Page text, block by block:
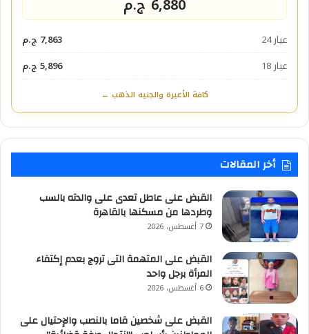
عيار 24
7,863 ج.م
عيار 18
5,896 ج.م
كافة الأعيرة والجنيه الذهب ←
أخر المقالات
القبض على عاطل تعدى على والدته بالسب
وطردها من مسكنها بالقاهرة
7 أغسطس، 2026
القبض على المتهمة التى تروج بعدم إكتفاء
المرأة برجل واحد
6 أغسطس، 2026
القبض على شخصين قاما بالنصب والإحتيال على